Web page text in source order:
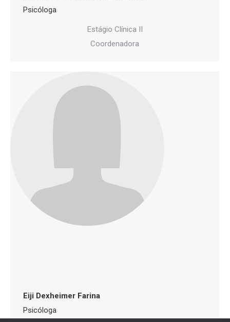
Psicóloga
Estágio Clínica II
Coordenadora
Eiji Dexheimer Farina
Psicóloga